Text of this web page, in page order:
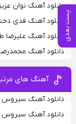
پست بعدی
دانلود آهنگ نوان
دانلود آهنگ فدی
دانلود آهنگ
دانلود آهنگ
آهنگ های
دانلود آهنگ
دانلود آهنگ